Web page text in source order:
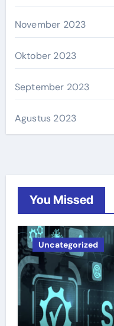
November 2023
Oktober 2023
September 2023
Agustus 2023
You Missed
Uncategorized